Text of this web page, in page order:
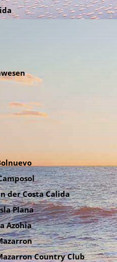
der Costa Calida
Plana
Azohia
Country Club